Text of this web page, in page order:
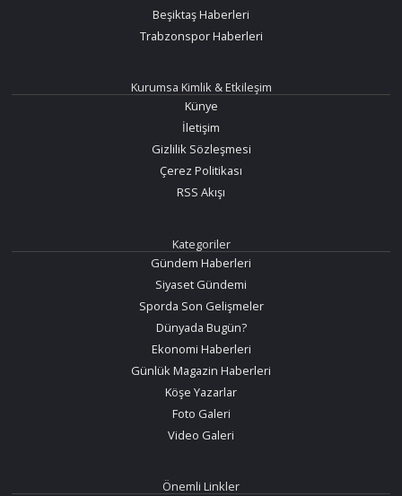
Beşiktaş Haberleri
Trabzonspor Haberleri
Kurumsa Kimlik & Etkileşim
Künye
İletişim
Gizlilik Sözleşmesi
Çerez Politikası
RSS Akışı
Kategoriler
Gündem Haberleri
Siyaset Gündemi
Sporda Son Gelişmeler
Dünyada Bugün?
Ekonomi Haberleri
Günlük Magazin Haberleri
Köşe Yazarlar
Foto Galeri
Video Galeri
Önemli Linkler